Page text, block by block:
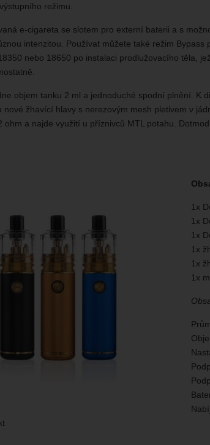
režimu.
e-cigareta se slotem pro externí baterii a s
intenzitou. Používat můžete také režim
nebo 18650 po instalaci prodlužovacího těla,
objem tanku 2 ml a jednoduché spodní plnění. K
nové žhavící hlavy s nerezovým mesh pletivem v
ohm a najde využití u příznivců MTL potahu.
1x
1x
1x
1x
1x
1x